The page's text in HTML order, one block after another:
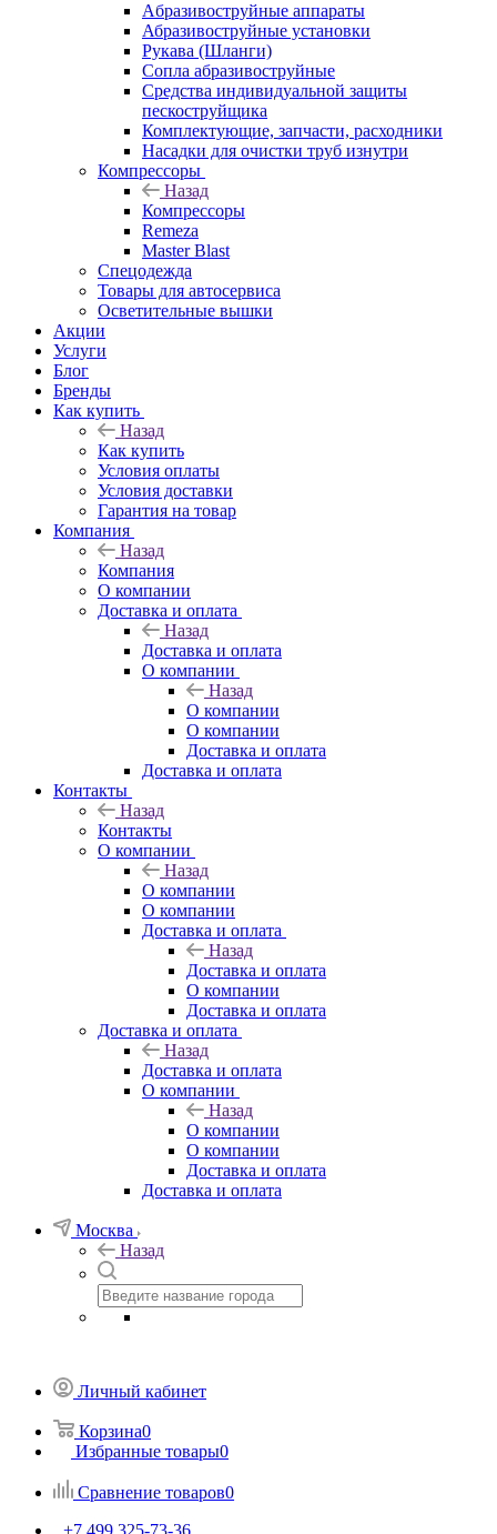
Aбразивоструйные аппараты
Абразивоструйные установки
Рукава (Шланги)
Сопла абразивоструйные
Средства индивидуальной защиты
пескоструйщика
Комплектующие, запчасти, расходники
Насадки для очистки труб изнутри
Компрессоры
Назад
Компрессоры
Remeza
Master Blast
Спецодежда
Товары для автосервиса
Осветительные вышки
Акции
Услуги
Блог
Бренды
Как купить
Назад
Как купить
Условия оплаты
Условия доставки
Гарантия на товар
Компания
Назад
Компания
О компании
Доставка и оплата
Назад
Доставка и оплата
О компании
Назад
О компании
О компании
Доставка и оплата
Доставка и оплата
Контакты
Назад
Контакты
О компании
Назад
О компании
О компании
Доставка и оплата
Назад
Доставка и оплата
О компании
Доставка и оплата
Доставка и оплата
Назад
Доставка и оплата
О компании
Назад
О компании
О компании
Доставка и оплата
Доставка и оплата
Москва
Назад
Личный кабинет
Корзина0
Избранные товары0
Сравнение товаров0
+7 499 325-73-36